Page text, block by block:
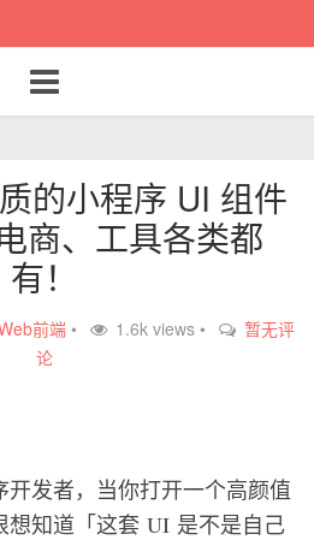
navigation
的小程序 UI 组件
商、工具各类都
有！
前端 • 1.6k views •
暂无评
论
发者，当你打开一个高颜值
想知道「这套 UI 是不是自己